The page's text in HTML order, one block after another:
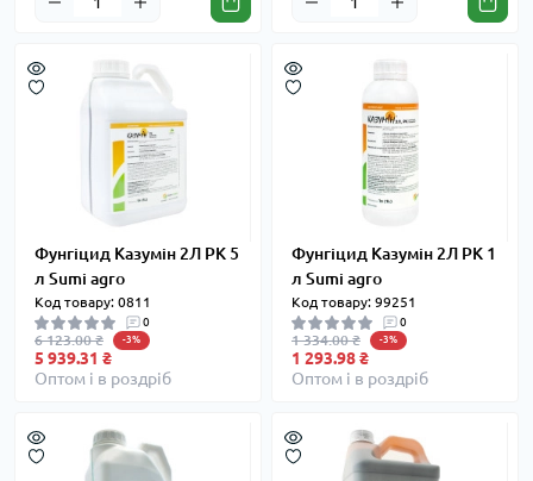
Фунгіцид Казумін 2Л РК 5
л Sumi agro
Код товару: 0811
0
6 123.00 ₴ -3%
5 939.31 ₴
Оптом і в роздріб
Фунгіцид Казумін 2Л РК 1
л Sumi agro
Код товару: 99251
0
1 334.00 ₴ -3%
1 293.98 ₴
Оптом і в роздріб